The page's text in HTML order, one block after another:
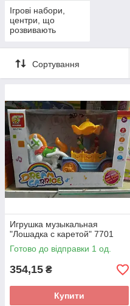
Ігрові набори,
центри, що
розвивають
Сортування
Игрушка музыкальная
"Лошадка с каретой" 7701
Готово до відправки 1 од.
354,15 ₴
Купити